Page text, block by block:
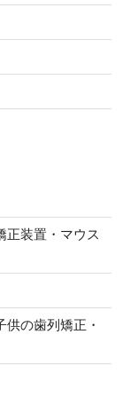
正装置・マウス
の歯列矯正・